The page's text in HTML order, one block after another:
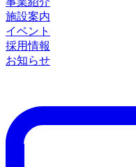
施設案内
イベント
採用情報
お知らせ